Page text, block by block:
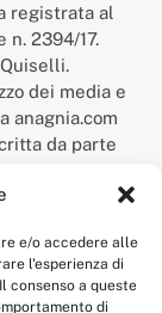
e/o accedere alle
l'esperienza di
consenso a queste
di
registrata al
n. 2394/17.
dei media e
anagnia.com
da parte
l’Ufficio Italiano
febbraio 2017.